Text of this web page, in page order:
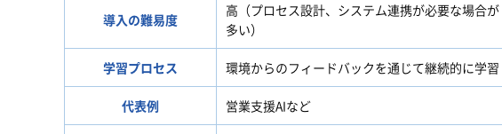
導入の難易度
高（プロセス設計、システム連携が必要な場合が
多い）
学習プロセス 環境からのフィードバックを通じて継続的に学習
代表例 営業支援AIなど